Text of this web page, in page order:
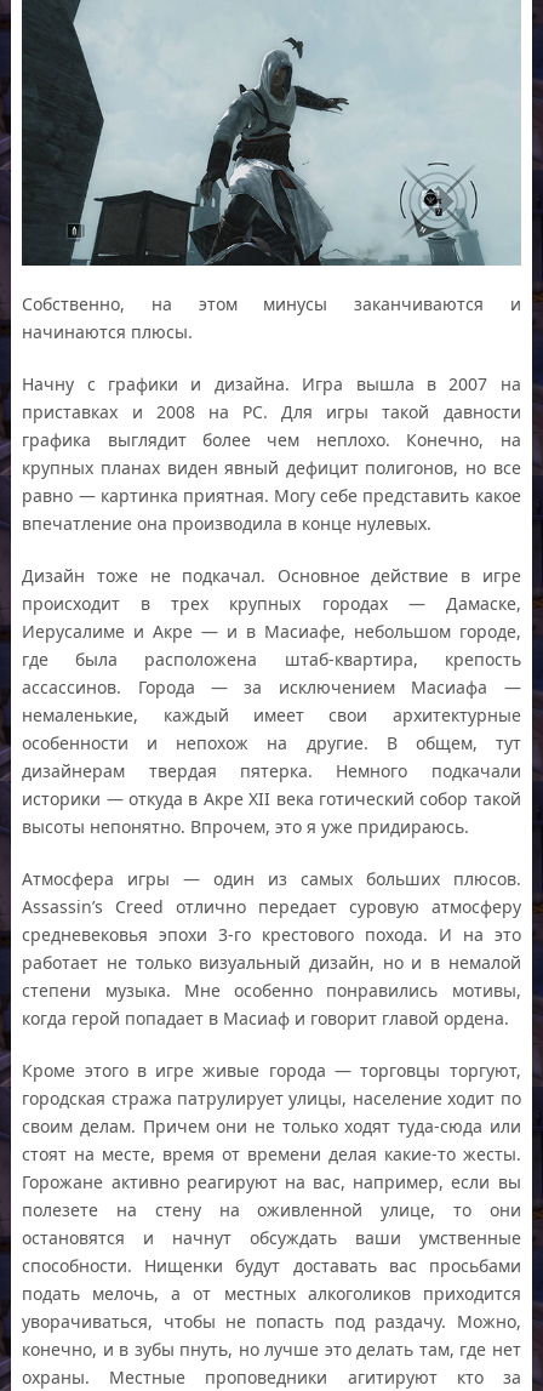
Собственно, на этом минусы заканчиваются и
начинаются плюсы.
Начну с графики и дизайна. Игра вышла в 2007 на
приставках и 2008 на PC. Для игры такой давности
графика выглядит более чем неплохо. Конечно, на
крупных планах виден явный дефицит полигонов, но все
равно — картинка приятная. Могу себе представить какое
впечатление она производила в конце нулевых.
Дизайн тоже не подкачал. Основное действие в игре
происходит в трех крупных городах — Дамаске,
Иерусалиме и Акре — и в Масиафе, небольшом городе,
где была расположена штаб-квартира, крепость
ассассинов. Города — за исключением Масиафа —
немаленькие, каждый имеет свои архитектурные
особенности и непохож на другие. В общем, тут
дизайнерам твердая пятерка. Немного подкачали
историки — откуда в Акре XII века готический собор такой
высоты непонятно. Впрочем, это я уже придираюсь.
Атмосфера игры — один из самых больших плюсов.
Assassin’s Creed отлично передает суровую атмосферу
средневековья эпохи 3-го крестового похода. И на это
работает не только визуальный дизайн, но и в немалой
степени музыка. Мне особенно понравились мотивы,
когда герой попадает в Масиаф и говорит главой ордена.
Кроме этого в игре живые города — торговцы торгуют,
городская стража патрулирует улицы, население ходит по
своим делам. Причем они не только ходят туда-сюда или
стоят на месте, время от времени делая какие-то жесты.
Горожане активно реагируют на вас, например, если вы
полезете на стену на оживленной улице, то они
остановятся и начнут обсуждать ваши умственные
способности. Нищенки будут доставать вас просьбами
подать мелочь, а от местных алкоголиков приходится
уворачиваться, чтобы не попасть под раздачу. Можно,
конечно, и в зубы пнуть, но лучше это делать там, где нет
охраны. Местные проповедники агитируют кто за